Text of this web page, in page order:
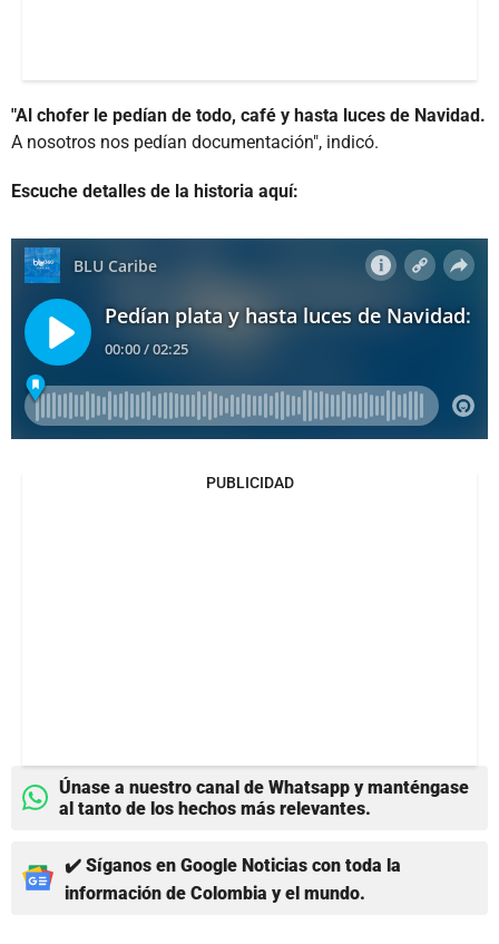
"Al chofer le pedían de todo, café y hasta luces de Navidad.
A nosotros nos pedían documentación", indicó.
Escuche detalles de la historia aquí:
PUBLICIDAD
Únase a nuestro canal de Whatsapp y manténgase
al tanto de los hechos más relevantes.
✔️ Síganos en Google Noticias con toda la
información de Colombia y el mundo.